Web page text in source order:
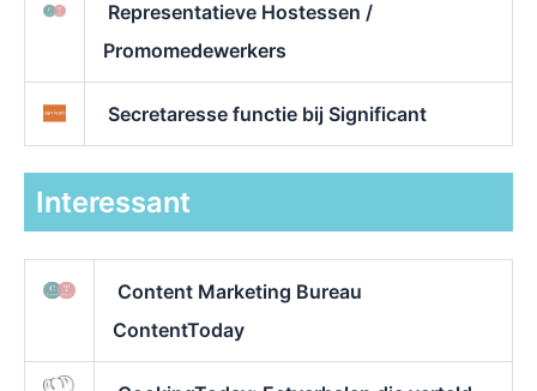
Representatieve Hostessen /
Promomedewerkers
Secretaresse functie bij Significant
Interessant
Content Marketing Bureau
ContentToday